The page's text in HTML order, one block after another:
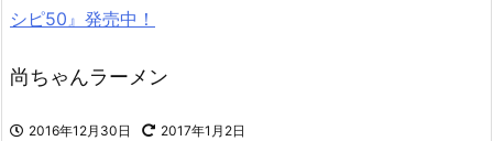
シピ50』発売中！
尚ちゃんラーメン
2016年12月30日 2017年1月2日